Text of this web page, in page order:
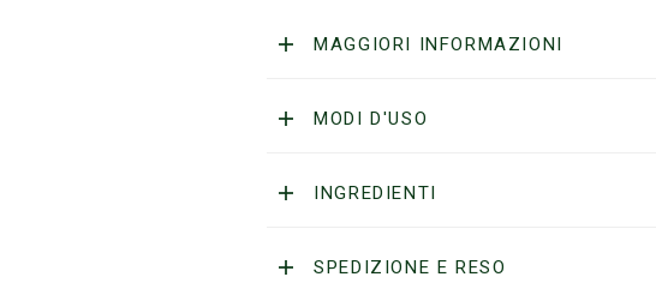
per
Moustache
quantità
MAGGIORI INFORMAZIONI
MODI D'USO
INGREDIENTI
SPEDIZIONE E RESO